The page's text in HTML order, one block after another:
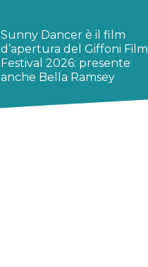
Sunny Dancer è il film
d’apertura del Giffoni Film
Festival 2026: presente
anche Bella Ramsey